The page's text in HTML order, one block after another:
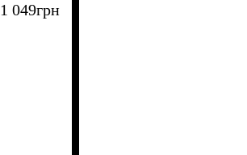
1 049грн